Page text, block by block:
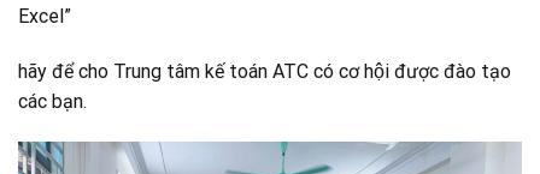
Excel”
hãy để cho Trung tâm kế toán ATC có cơ hội được đào tạo
các bạn.